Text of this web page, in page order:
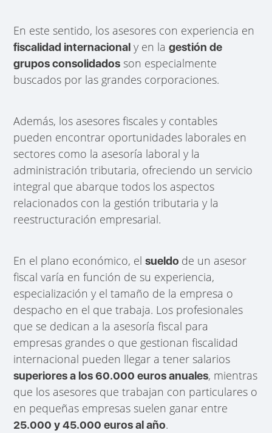
En este sentido, los asesores con experiencia en
fiscalidad internacional y en lagestión de
grupos consolidados son especialmente
buscados por las grandes corporaciones.
Además, los asesores fiscales y contables
pueden encontrar oportunidades laborales en
sectores como la asesoría laboral y la
administración tributaria, ofreciendo un servicio
integral que abarque todos los aspectos
relacionados con la gestión tributaria y la
reestructuración empresarial.
En el plano económico, elsueldo de un asesor
fiscal varía en función de su experiencia,
especialización y el tamaño de la empresa o
despacho en el que trabaja. Los profesionales
que se dedican a la asesoría fiscal para
empresas grandes o que gestionan fiscalidad
internacional pueden llegar a tener salarios
superiores a los 60.000 euros anuales, mientras
que los asesores que trabajan con particulares o
en pequeñas empresas suelen ganar entre
25.000 y 45.000 euros al año.